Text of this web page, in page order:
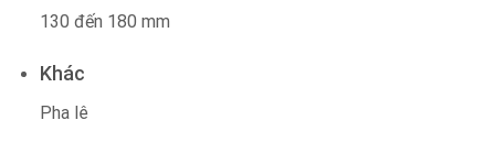
130 đến 180 mm
Khác
Pha lê